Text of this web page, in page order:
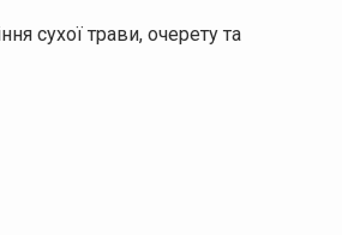
сухої трави, очерету та